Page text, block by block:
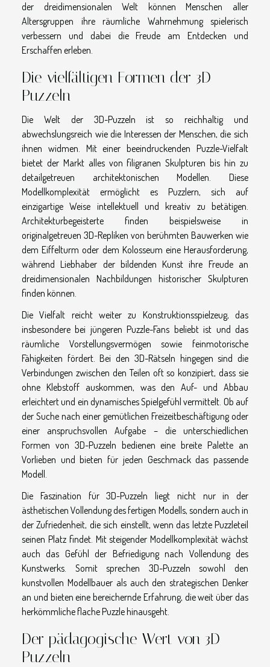
der dreidimensionalen Welt können Menschen aller
Altersgruppen ihre räumliche Wahrnehmung spielerisch
verbessern und dabei die Freude am Entdecken und
Erschaffen erleben.
Die vielfältigen Formen der 3D-
Puzzeln
Die Welt der 3D-Puzzeln ist so reichhaltig und
abwechslungsreich wie die Interessen der Menschen, die sich
ihnen widmen. Mit einer beeindruckenden Puzzle-Vielfalt
bietet der Markt alles von filigranen Skulpturen bis hin zu
detailgetreuen architektonischen Modellen. Diese
Modellkomplexität ermöglicht es Puzzlern, sich auf
einzigartige Weise intellektuell und kreativ zu betätigen.
Architekturbegeisterte finden beispielsweise in
originalgetreuen 3D-Repliken von berühmten Bauwerken wie
dem Eiffelturm oder dem Kolosseum eine Herausforderung,
während Liebhaber der bildenden Kunst ihre Freude an
dreidimensionalen Nachbildungen historischer Skulpturen
finden können.
Die Vielfalt reicht weiter zu Konstruktionsspielzeug, das
insbesondere bei jüngeren Puzzle-Fans beliebt ist und das
räumliche Vorstellungsvermögen sowie feinmotorische
Fähigkeiten fördert. Bei den 3D-Rätseln hingegen sind die
Verbindungen zwischen den Teilen oft so konzipiert, dass sie
ohne Klebstoff auskommen, was den Auf- und Abbau
erleichtert und ein dynamisches Spielgefühl vermittelt. Ob auf
der Suche nach einer gemütlichen Freizeitbeschäftigung oder
einer anspruchsvollen Aufgabe – die unterschiedlichen
Formen von 3D-Puzzeln bedienen eine breite Palette an
Vorlieben und bieten für jeden Geschmack das passende
Modell.
Die Faszination für 3D-Puzzeln liegt nicht nur in der
ästhetischen Vollendung des fertigen Modells, sondern auch in
der Zufriedenheit, die sich einstellt, wenn das letzte Puzzleteil
seinen Platz findet. Mit steigender Modellkomplexität wächst
auch das Gefühl der Befriedigung nach Vollendung des
Kunstwerks. Somit sprechen 3D-Puzzeln sowohl den
kunstvollen Modellbauer als auch den strategischen Denker
an und bieten eine bereichernde Erfahrung, die weit über das
herkömmliche flache Puzzle hinausgeht.
Der pädagogische Wert von 3D-
Puzzeln